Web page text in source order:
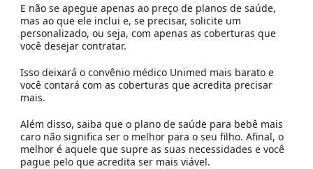
E não se apegue apenas ao preço de planos de saúde,
mas ao que ele inclui e, se precisar, solicite um
personalizado, ou seja, com apenas as coberturas que
você desejar contratar.
Isso deixará o convênio médico Unimed mais barato e
você contará com as coberturas que acredita precisar
mais.
Além disso, saiba que o plano de saúde para bebê mais
caro não significa ser o melhor para o seu filho. Afinal, o
melhor é aquele que supre as suas necessidades e você
pague pelo que acredita ser mais viável.